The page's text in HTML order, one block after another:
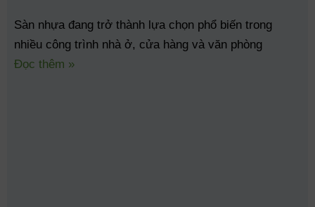
Sàn nhựa đang trở thành lựa chọn phổ biến trong
nhiều công trình nhà ở, cửa hàng và văn phòng
Đọc thêm »